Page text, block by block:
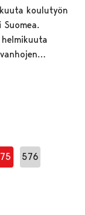
koulutyön
576